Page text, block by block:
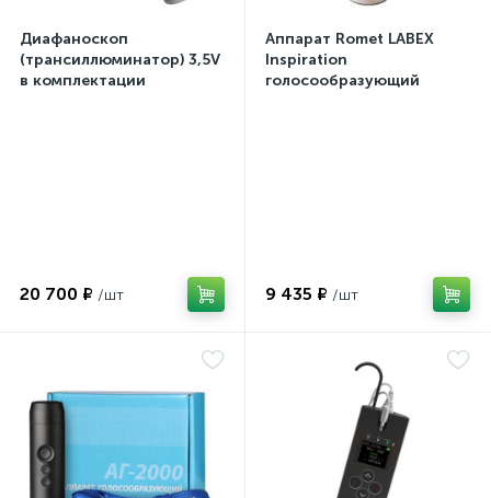
Диафаноскоп
(трансиллюминатор) 3,5V
в комплектации
20 700 ₽
Аппарат Romet LABEX
Inspiration
голосообразующий
9 435 ₽